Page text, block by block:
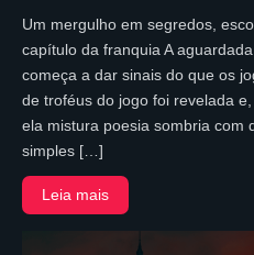
Um mergulho em segredos,
capítulo da franquia A
começa a dar sinais do que os
de troféus do jogo foi revelada
ela mistura poesia sombria com
simples […]
Leia mais